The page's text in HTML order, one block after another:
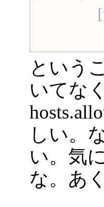
という
いてな
しい。
い。気
な。あ